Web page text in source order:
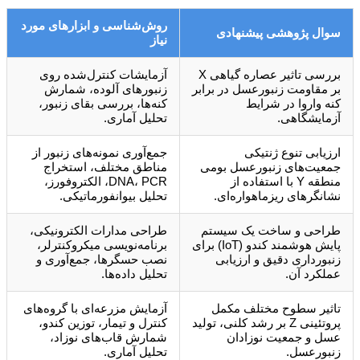
سوال پژوهشی پیشنهادی
روش‌شناسی و ابزارهای مورد
نیاز
بررسی تاثیر عصاره گیاهی X
بر مقاومت زنبورعسل در برابر
کنه واروا در شرایط
آزمایشگاهی.
آزمایشات کنترل‌شده روی
زنبورهای آلوده، شمارش
کنه‌ها، بررسی بقای زنبور،
تحلیل آماری.
ارزیابی تنوع ژنتیکی
جمعیت‌های زنبورعسل بومی
منطقه Y با استفاده از
نشانگرهای ریزماهواره‌ای.
جمع‌آوری نمونه‌های زنبور از
مناطق مختلف، استخراج
DNA، PCR، الکتروفورز،
تحلیل بیوانفورماتیکی.
طراحی و ساخت یک سیستم
پایش هوشمند کندو (IoT) برای
زنبورداری دقیق و ارزیابی
عملکرد آن.
طراحی مدارات الکترونیکی،
برنامه‌نویسی میکروکنترلر،
نصب حسگرها، جمع‌آوری و
تحلیل داده‌ها.
تاثیر سطوح مختلف مکمل
پروتئینی Z بر رشد کلنی، تولید
عسل و جمعیت نوزادان
زنبورعسل.
آزمایش مزرعه‌ای با گروه‌های
کنترل و تیمار، توزین کندو،
شمارش قاب‌های نوزاد،
تحلیل آماری.